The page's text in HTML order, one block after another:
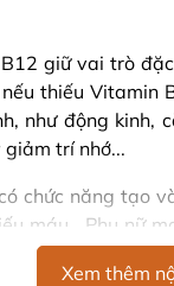
giữ vai trò
thiếu
như động kinh,
trí nhớ...
chức năng tạo
máu. Phụ nữ
hở hàm ếch
Xem thêm